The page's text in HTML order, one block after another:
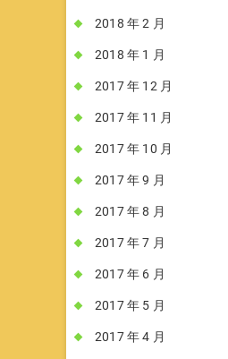
2018 年 2 月
2018 年 1 月
2017 年 12 月
2017 年 11 月
2017 年 10 月
2017 年 9 月
2017 年 8 月
2017 年 7 月
2017 年 6 月
2017 年 5 月
2017 年 4 月